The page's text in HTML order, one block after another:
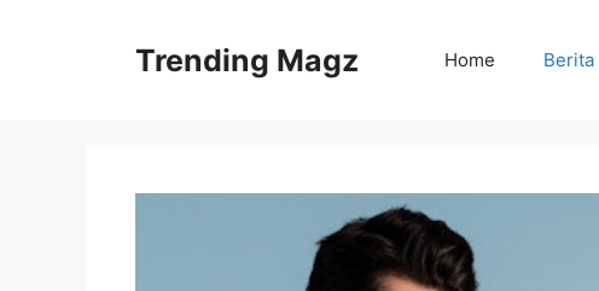
Trending Magz Home Berita